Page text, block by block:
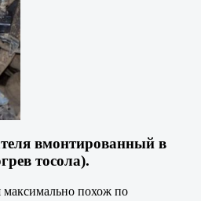
вмонтированный в
тосола).
максимально похож по